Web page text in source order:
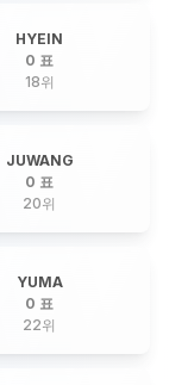
HYEIN
0 표
18위
JUWANG
0 표
20위
YUMA
0 표
22위